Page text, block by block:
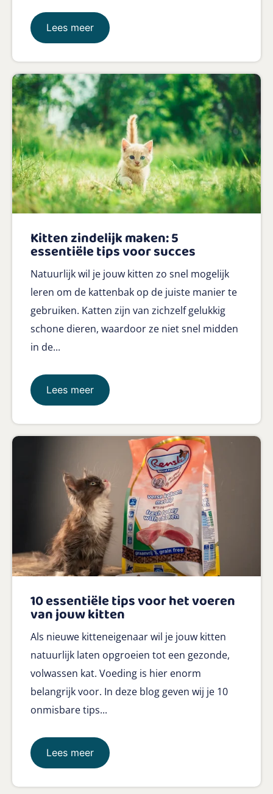
Lees meer
Kitten zindelijk maken: 5
essentiële tips voor succes
Natuurlijk wil je jouw kitten zo snel mogelijk
leren om de kattenbak op de juiste manier te
gebruiken. Katten zijn van zichzelf gelukkig
schone dieren, waardoor ze niet snel midden
in de...
Lees meer
10 essentiële tips voor het voeren
van jouw kitten
Als nieuwe kitteneigenaar wil je jouw kitten
natuurlijk laten opgroeien tot een gezonde,
volwassen kat. Voeding is hier enorm
belangrijk voor. In deze blog geven wij je 10
onmisbare tips...
Lees meer